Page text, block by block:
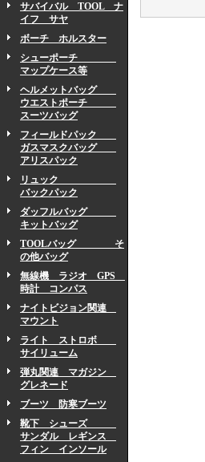
サバイバル TOOL ナ
イフ サヤ
ボーチ ホルスター
シューポーチ
マップケース等
ヘルメットバッグ
ウエストポーチ
スーツバッグ
フィールドパック
ガスマスクバッグ
アリスパック
リュック
バックパック
ダッフルバッグ
キットバッグ
TOOLバッグ そ
の他バッグ
無線機 ラジオ GPS
時計 コンパス
ナイトビジョン関連
マウント
ライト ストロボ
サイリューム
弾丸関連 マガジン
グレネード
ブーツ 防寒ブーツ
靴下 シューズ
サンダル レギンス
フィン インソール